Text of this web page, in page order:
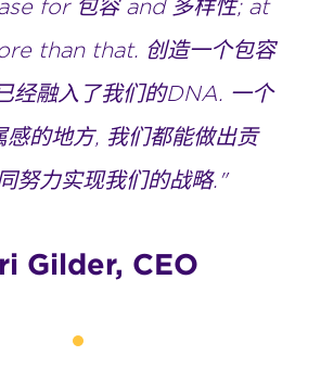
for 包容 and 多样性; at
than that. 创造一个包容
经融入了我们的DNA. 一个
感的地方, 我们都能做出贡
努力实现我们的战略."
Gilder, CEO